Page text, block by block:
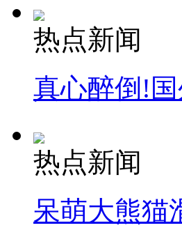
热点新闻
真心醉倒!
热点新闻
呆萌大熊猫